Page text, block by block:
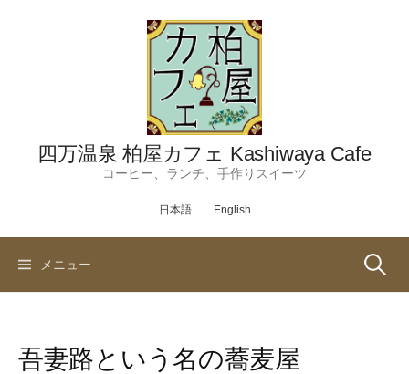
四万温泉 柏屋カフェ Kashiwaya Cafe
コーヒー、ランチ、手作りスイーツ
日本語 English
メニュー 検
吾妻路という名の蕎麦屋